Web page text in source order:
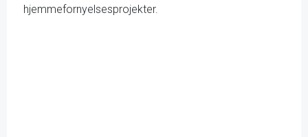
hjemmefornyelsesprojekter.